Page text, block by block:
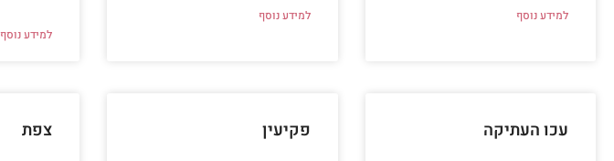
למידע נוסף למידע נוסף
למידע נוסף
עכו העתיקה פקיעין צפת